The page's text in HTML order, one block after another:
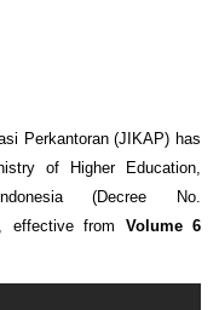
Perkantoran (JIKAP) has
of Higher Education,
(Decree No.
effective from Volume 6